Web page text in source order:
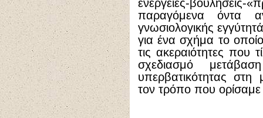
ενέργειες-
παραγόμενα όντα
γνωσιολογικής
για ένα σχήμα το
τις ακεραιότητες που
σχεδιασμό
υπερβατικότητας στη
τον τρόπο που